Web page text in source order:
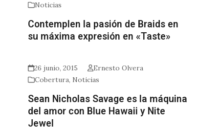
Noticias
Contemplen la pasión de Braids en
su máxima expresión en «Taste»
26 junio, 2015
Ernesto Olvera
Cobertura, Noticias
Sean Nicholas Savage es la máquina
del amor con Blue Hawaii y Nite
Jewel